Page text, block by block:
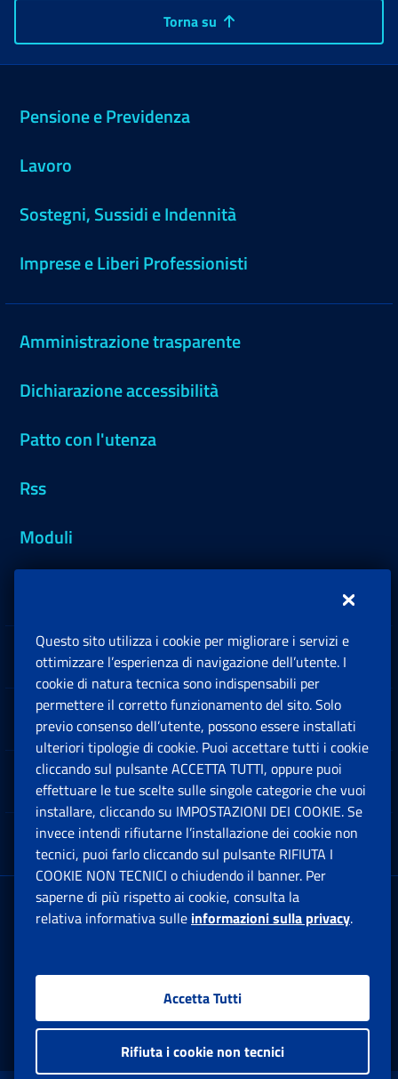
Torna su
Pensione e Previdenza
Lavoro
Sostegni, Sussidi e Indennità
Imprese e Liberi Professionisti
Amministrazione trasparente
Dichiarazione accessibilità
Patto con l'utenza
Rss
Moduli
Sedi e Contatti
Software
Note Legali
App mobile
Sede Legale : Via Ciro il Grande, 21
00144 Roma
Facebook: Apre una nuova finestra
Twitter: Apre una nuova finestra
Whatsapp: Apre una nuova
Youtube: Apre una
Instagram:
Questo sito utilizza i cookie per migliorare i servizi e
ottimizzare l’esperienza di navigazione dell’utente. I
cookie di natura tecnica sono indispensabili per
permettere il corretto funzionamento del sito. Solo
previo consenso dell’utente, possono essere installati
ulteriori tipologie di cookie. Puoi accettare tutti i cookie
cliccando sul pulsante ACCETTA TUTTI, oppure puoi
effettuare le tue scelte sulle singole categorie che vuoi
installare, cliccando su IMPOSTAZIONI DEI COOKIE. Se
invece intendi rifiutarne l’installazione dei cookie non
tecnici, puoi farlo cliccando sul pulsante RIFIUTA I
COOKIE NON TECNICI o chiudendo il banner. Per
saperne di più rispetto ai cookie, consulta la
relativa informativa sulle informazioni sulla privacy.
Accetta Tutti
Rifiuta i cookie non tecnici